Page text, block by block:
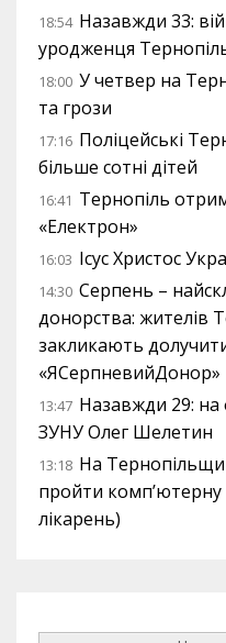
18:54 Назавжди 33:
уродженця
18:00 У четвер на
та грози
17:16 Поліцейські
більше сотні дітей
16:41 Тернопіль
«Електрон»
16:03 Ісус Христос
14:30 Серпень –
донорства: жителів
закликають
«ЯСерпневийДонор»
13:47 Назавжди 29: на
ЗУНУ Олег Шелетин
13:18 На
пройти комп’ютерну
лікарень)